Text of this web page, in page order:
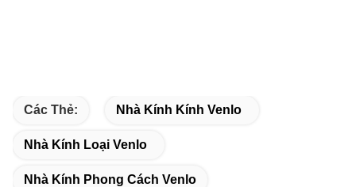
Các Thẻ: Nhà Kính Kính Venlo
Nhà Kính Loại Venlo
Nhà Kính Phong Cách Venlo